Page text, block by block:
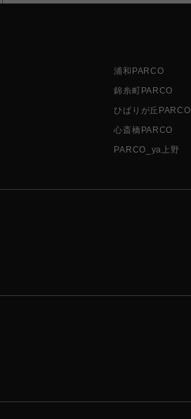
浦和PARCO
錦糸町PARCO
ひばりが丘PARCO
心斎橋PARCO
PARCO_ya上野